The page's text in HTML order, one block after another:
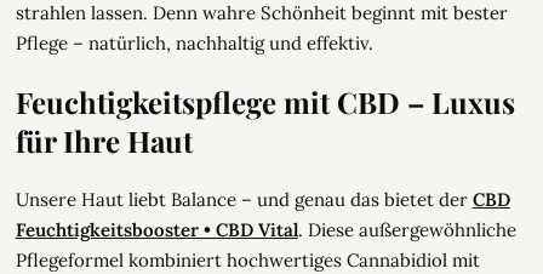
strahlen lassen. Denn wahre Schönheit beginnt mit bester
Pflege – natürlich, nachhaltig und effektiv.
Feuchtigkeitspflege mit CBD – Luxus
für Ihre Haut
Unsere Haut liebt Balance – und genau das bietet der CBD
Feuchtigkeitsbooster • CBD Vital. Diese außergewöhnliche
Pflegeformel kombiniert hochwertiges Cannabidiol mit